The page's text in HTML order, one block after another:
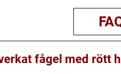
fågel med rött